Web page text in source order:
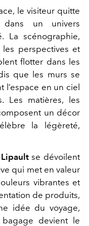
le visiteur quitte
un univers
La scénographie,
les perspectives et
flotter dans les
que les murs se
l’espace en un ciel
Les matières, les
un décor
la légèreté,
Lipaultse dévoilent
qui met en valeur
vibrantes et
de produits,
idée du voyage,
devient le